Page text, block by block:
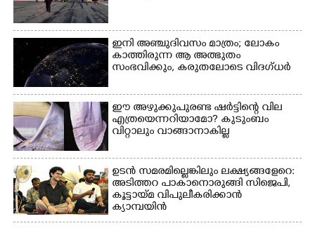
ഇനി അഞ്ചുദിവസം മാത്രം; ലോകം
കാത്തിരുന്ന ആ അത്ഭുതം
സംഭവിക്കും, കരുതലോടെ വിദഗ്ധർ
ഈ അഴുക്കുപുരണ്ട ഷർട്ടിന്റെ വില
എത്രയെന്നറിയാമോ? കുടുംബം
വിറ്റാലും വാങ്ങാനാകില്ല
ഉടൻ സമരമില്ലെങ്കിലും ലക്ഷ്യങ്ങളേറെ:
അടിത്തറ പാകാനൊരുങ്ങി സിജെപി,​
കൂട്ടായ്മ വിപുലീകരിക്കാൻ
ക്യാമ്പയിൻ